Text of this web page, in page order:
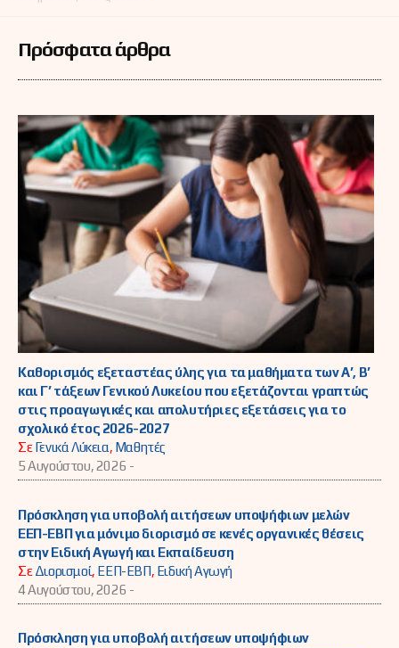
Πρόσφατα άρθρα
Καθορισμός εξεταστέας ύλης για τα μαθήματα των Α’, Β’
και Γ’ τάξεων Γενικού Λυκείου που εξετάζονται γραπτώς
στις προαγωγικές και απολυτήριες εξετάσεις για το
σχολικό έτος 2026-2027
ΣεΓενικά Λύκεια, Μαθητές
5 Αυγούστου, 2026 -
Πρόσκληση για υποβολή αιτήσεων υποψήφιων μελών
ΕΕΠ-ΕΒΠ για μόνιμο διορισμό σε κενές οργανικές θέσεις
στην Ειδική Αγωγή και Εκπαίδευση
ΣεΔιορισμοί, ΕΕΠ-ΕΒΠ, Ειδική Αγωγή
4 Αυγούστου, 2026 -
Πρόσκληση για υποβολή αιτήσεων υποψήφιων